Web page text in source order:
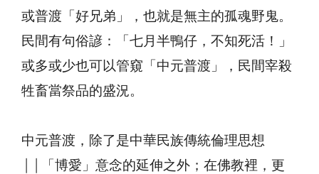
或普渡「好兄弟」，也就是無主的孤魂野鬼。
民間有句俗諺：「七月半鴨仔，不知死活！」
或多或少也可以管窺「中元普渡」，民間宰殺
牲畜當祭品的盛況。
中元普渡，除了是中華民族傳統倫理思想
││「博愛」意念的延伸之外；在佛教裡，更